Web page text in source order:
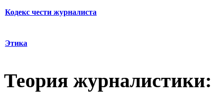
Кодекс чести журналиста
Этика
Теория журналистики: